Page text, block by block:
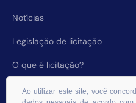
Notícias
Legislação de licitação
O que é licitação?
Ao utilizar este site, você